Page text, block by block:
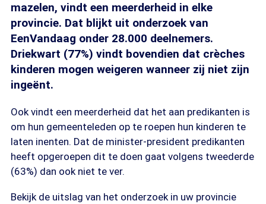
mazelen, vindt een meerderheid in elke
provincie. Dat blijkt uit onderzoek van
EenVandaag onder 28.000 deelnemers.
Driekwart (77%) vindt bovendien dat crèches
kinderen mogen weigeren wanneer zij niet zijn
ingeënt.
Ook vindt een meerderheid dat het aan predikanten is
om hun gemeenteleden op te roepen hun kinderen te
laten inenten. Dat de minister-president predikanten
heeft opgeroepen dit te doen gaat volgens tweederde
(63%) dan ook niet te ver.
Bekijk de uitslag van het onderzoek in uw provincie